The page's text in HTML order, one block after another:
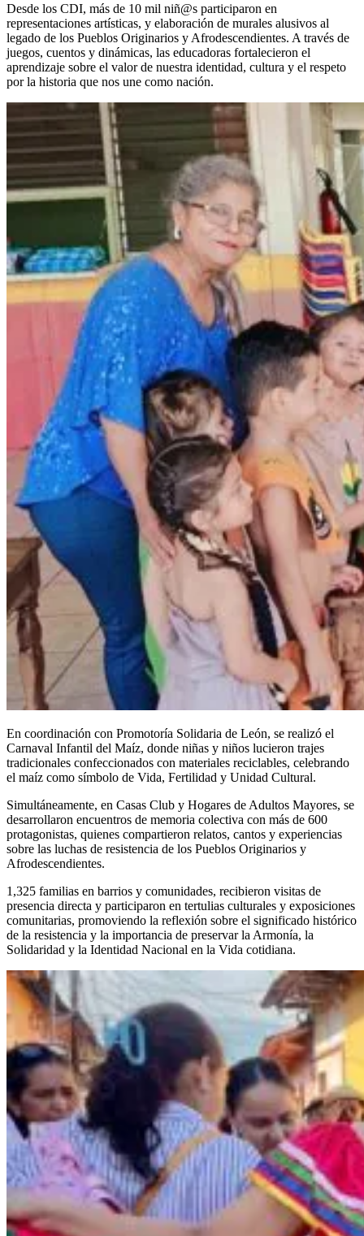
Desde los CDI, más de 10 mil niñ@s participaron en
representaciones artísticas, y elaboración de murales alusivos al
legado de los Pueblos Originarios y Afrodescendientes. A través de
juegos, cuentos y dinámicas, las educadoras fortalecieron el
aprendizaje sobre el valor de nuestra identidad, cultura y el respeto
por la historia que nos une como nación.
En coordinación con Promotoría Solidaria de León, se realizó el
Carnaval Infantil del Maíz, donde niñas y niños lucieron trajes
tradicionales confeccionados con materiales reciclables, celebrando
el maíz como símbolo de Vida, Fertilidad y Unidad Cultural.
Simultáneamente, en Casas Club y Hogares de Adultos Mayores, se
desarrollaron encuentros de memoria colectiva con más de 600
protagonistas, quienes compartieron relatos, cantos y experiencias
sobre las luchas de resistencia de los Pueblos Originarios y
Afrodescendientes.
1,325 familias en barrios y comunidades, recibieron visitas de
presencia directa y participaron en tertulias culturales y exposiciones
comunitarias, promoviendo la reflexión sobre el significado histórico
de la resistencia y la importancia de preservar la Armonía, la
Solidaridad y la Identidad Nacional en la Vida cotidiana.